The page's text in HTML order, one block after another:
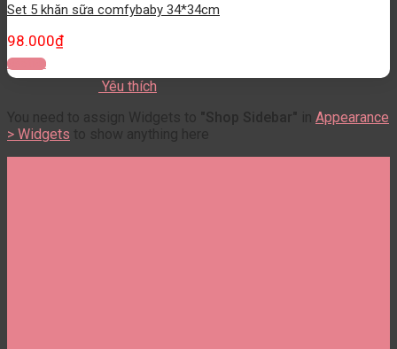
Set 5 khăn sữa comfybaby 34*34cm
98.000₫
Đọc tiếp
Yêu thích
You need to assign Widgets to
"Shop Sidebar"
Appearance
> Widgets to show anything here